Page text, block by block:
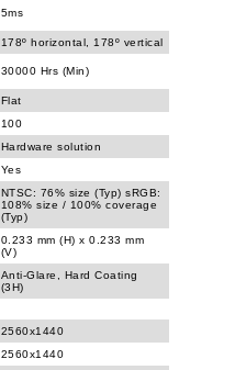
5ms
178º horizontal, 178º vertical
30000 Hrs (Min)
Flat
100
Hardware solution
Yes
NTSC: 76% size (Typ) sRGB:
108% size / 100% coverage
(Typ)
0.233 mm (H) x 0.233 mm
(V)
Anti-Glare, Hard Coating
(3H)
2560x1440
2560x1440